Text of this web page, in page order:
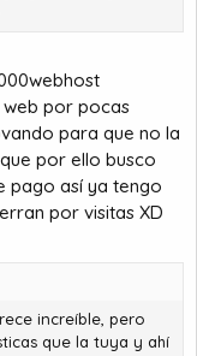
por pocas
para que no la
por ello busco
pago así ya tengo
por visitas XD
increíble, pero
que la tuya y ahí